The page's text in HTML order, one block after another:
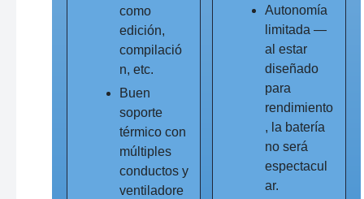
como
edición,
compilació
n, etc.
Buen
soporte
térmico con
múltiples
conductos y
ventiladore
Autonomía
limitada —
al estar
diseñado
para
rendimiento
, la batería
no será
espectacul
ar.